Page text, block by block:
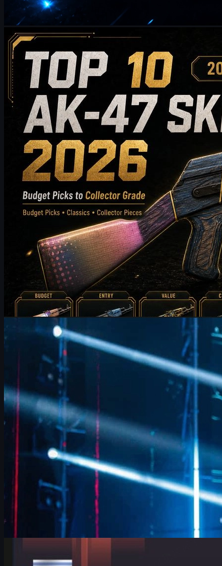
제작:William Miller
카운터 스트라이크 25월 20, 2026
2026년에 구매할 가치가 있는 상위 10개 AK-47 스킨:
저예산 선택부터 컬렉터급 추천까지
2026년에 구매할 가치가 있는 상위 10개의 AK-47 스킨을 만나
보세요. 합리적인 가격대의 선택부터 하이엔드 컬렉터용 아이
템까지 소개합니다. 이 가이드는 스타일, 가격대, 마모 정도, 시
장 가치, 구매 팁을 비교하여 CS2 플레이어가 자신의 인벤토리
에 가장 잘 맞는 AK-47 스킨을 선택할 수 있도록 도와드립니다.
5월 20, 2026
제작:Michael
카운터 스트라이크 2
FURIA FalleN 인터뷰: CS2 전술 조정과 IEM 쾰른 우승
FURIA의 베테랑 IGL FalleN이 IEM 쾰른 2026에서 밝힌 전술 조
정, Overpass 개선, 9z 분석, 은퇴를 앞둔 마지막 도전, 그리고
CS2 스킨 문화까지 깊이 있게 정리했습니다.
6월 17, 2026
David William
IEM 쾰른 메이저에서 빛난 HeavyGod 인터뷰와 CS2